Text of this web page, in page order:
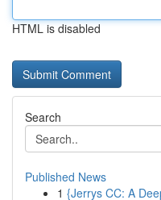
HTML is disabled
Search
Published News
1 {Jerrys CC: A